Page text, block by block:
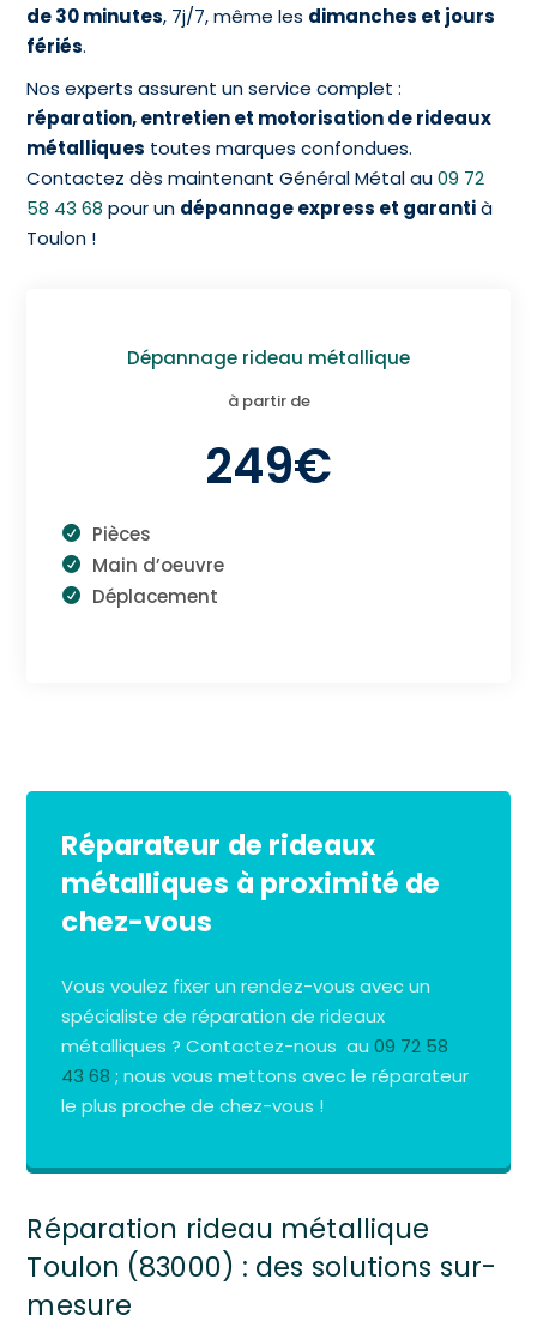
de 30 minutes, 7j/7, même les dimanches et jours
fériés.
Nos experts assurent un service complet :
réparation, entretien et motorisation de rideaux
métalliques toutes marques confondues.
Contactez dès maintenant Général Métal au09 72
58 43 68 pour un dépannage express et garantià
Toulon !
Dépannage rideau métallique
à partir de
249€
Pièces
Main d’oeuvre
Déplacement
Réparateur de rideaux
métalliques à proximité de
chez-vous
Vous voulez fixer un rendez-vous avec un
spécialiste de réparation de rideaux
métalliques ? Contactez-nous au09 72 58
43 68 ; nous vous mettons avec le réparateur
le plus proche de chez-vous !
Réparation rideau métallique
Toulon (83000) : des solutions sur-
mesure